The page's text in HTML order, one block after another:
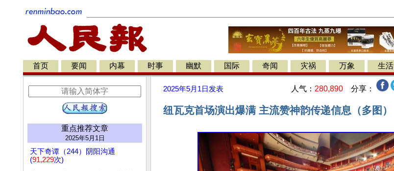
首页 要闻 内幕 时事 幽默 国际 奇闻 灾祸 万象 生活
重点推荐文章
2025年5月1日
天下奇谭（244）阴阳沟通
(91,229次)
2025年5月1日 发表 人气： 280,890 分享：
纽瓦克首场演出爆满 主流赞神韵传递信息（多图）